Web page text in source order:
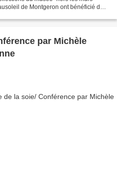
de Montgeron ont bénéficié de
par Michèle